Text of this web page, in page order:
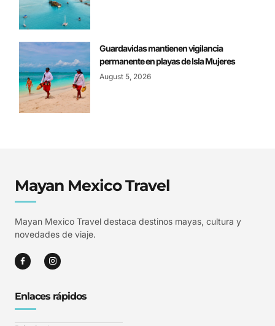
Guardavidas mantienen vigilancia
permanente en playas de Isla Mujeres
August 5, 2026
Mayan Mexico Travel
Mayan Mexico Travel destaca destinos mayas, cultura y
novedades de viaje.
Enlaces rápidos